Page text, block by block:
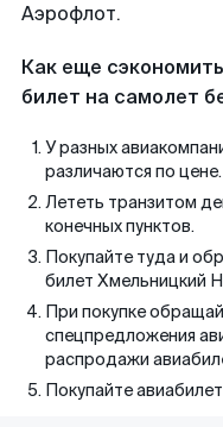
Аэрофлот.
Как еще
билет на самолет
У разных
различаются по цене.
Лететь транзитом
конечных пунктов.
Покупайте туда и
билет Хмельницкий
При покупке
спецпредложения
распродажи
Покупайте